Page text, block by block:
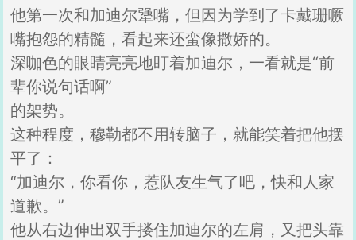
他第一次和加迪尔犟嘴，但因为学到了卡戴珊噘
嘴抱怨的精髓，看起来还蛮像撒娇的。
深咖色的眼睛亮亮地盯着加迪尔，一看就是“前
辈你说句话啊”
的架势。
这种程度，穆勒都不用转脑子，就能笑着把他摆
平了：
“加迪尔，你看你，惹队友生气了吧，快和人家
道歉。”
他从右边伸出双手搂住加迪尔的左肩，又把头靠